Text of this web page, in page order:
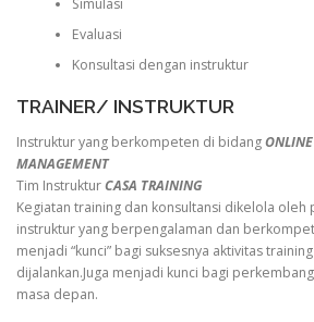
Simulasi
Evaluasi
Konsultasi dengan instruktur
TRAINER/ INSTRUKTUR
Instruktur yang berkompeten di bidang
MANAGEMENT
Tim InstrukturCASA TRAINING
Kegiatan training dan konsultansi dikelola oleh
instruktur yang berpengalaman dan
menjadi “kunci” bagi suksesnya aktivitas
dijalankan.Juga menjadi kunci bagi
masa depan.